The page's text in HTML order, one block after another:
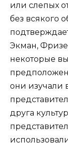
или слепых
без всякого
Экман,
некоторые
они изучали
друга